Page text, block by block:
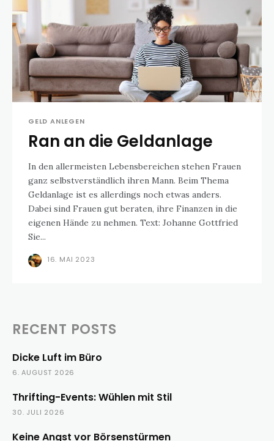
GELD ANLEGEN
Ran an die Geldanlage
In den allermeisten Lebensbereichen stehen Frauen
ganz selbstverständlich ihren Mann. Beim Thema
Geldanlage ist es allerdings noch etwas anders.
Dabei sind Frauen gut beraten, ihre Finanzen in die
eigenen Hände zu nehmen. Text: Johanne Gottfried
Sie...
16. MAI 2023
RECENT POSTS
Dicke Luft im Büro
6. AUGUST 2026
Thrifting-Events: Wühlen mit Stil
30. JULI 2026
Keine Angst vor Börsenstürmen